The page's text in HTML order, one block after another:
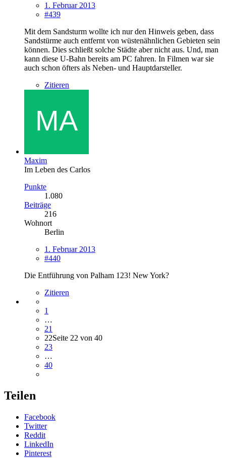
1. Februar 2013
#439
Mit dem Sandsturm wollte ich nur den Hinweis geben, dass
Sandstürme auch entfernt von wüstenähnlichen Gebieten sein
können. Dies schließt solche Städte aber nicht aus. Und, man
kann diese U-Bahn bereits am PC fahren. In Filmen war sie
auch schon öfters als Neben- und Hauptdarsteller.
Zitieren
Maxim
Im Leben des Carlos
Punkte
1.080
Beiträge
216
Wohnort
Berlin
1. Februar 2013
#440
Die Entführung von Palham 123! New York?
Zitieren
1
…
21
22Seite 22 von 40
23
…
40
Teilen
Facebook
Twitter
Reddit
LinkedIn
Pinterest